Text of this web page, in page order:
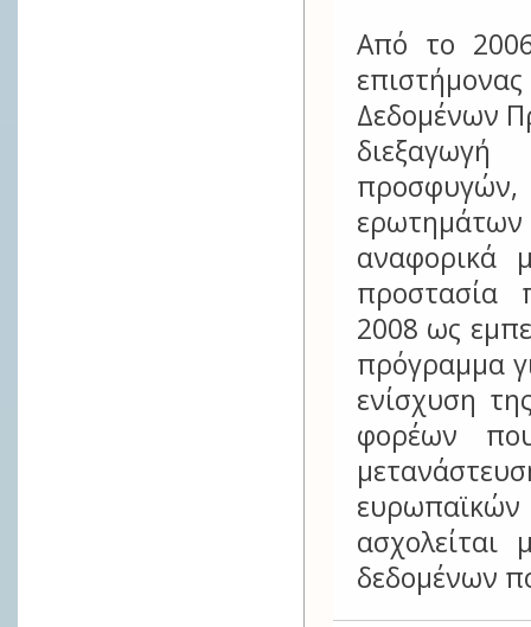
Από το
Δεδομένων
αναφορικά
προστασία
2008 ως
πρόγραμμα
ενίσχυση
φορέων
δεδομένων